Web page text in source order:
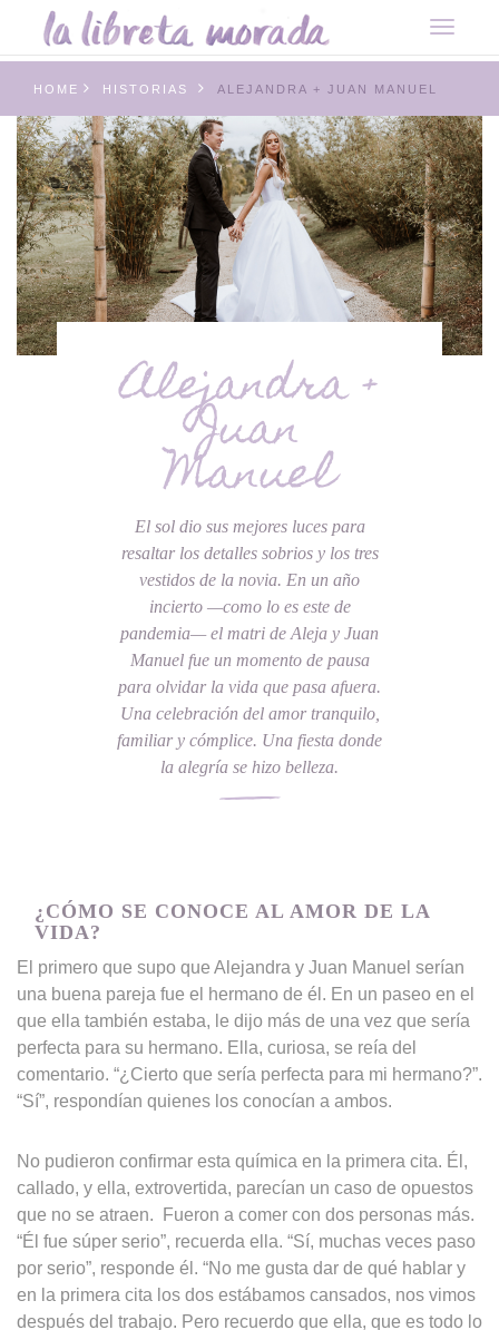
HOME HISTORIAS ALEJANDRA + JUAN MANUEL
Alejandra +
Juan
Manuel
El sol dio sus mejores luces para
resaltar los detalles sobrios y los tres
vestidos de la novia. En un año
incierto —como lo es este de
pandemia— el matri de Aleja y Juan
Manuel fue un momento de pausa
para olvidar la vida que pasa afuera.
Una celebración del amor tranquilo,
familiar y cómplice. Una fiesta donde
la alegría se hizo belleza.
¿CÓMO SE CONOCE AL AMOR DE LA
VIDA?
El primero que supo que Alejandra y Juan Manuel serían
una buena pareja fue el hermano de él. En un paseo en el
que ella también estaba, le dijo más de una vez que sería
perfecta para su hermano. Ella, curiosa, se reía del
comentario. “¿Cierto que sería perfecta para mi hermano?”.
“Sí”, respondían quienes los conocían a ambos.
No pudieron confirmar esta química en la primera cita. Él,
callado, y ella, extrovertida, parecían un caso de opuestos
que no se atraen. Fueron a comer con dos personas más.
“Él fue súper serio”, recuerda ella. “Sí, muchas veces paso
por serio”, responde él. “No me gusta dar de qué hablar y
en la primera cita los dos estábamos cansados, nos vimos
después del trabajo. Pero recuerdo que ella, que es todo lo